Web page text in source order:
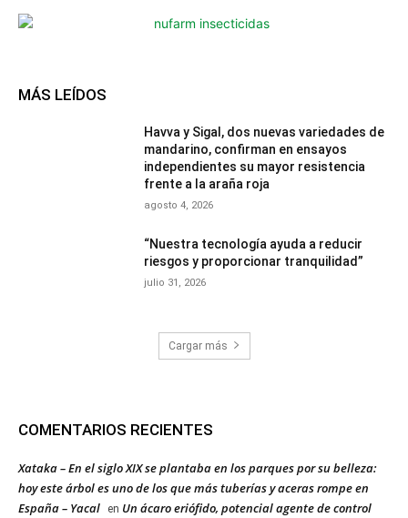
MÁS LEÍDOS
Havva y Sigal, dos nuevas variedades de
mandarino, confirman en ensayos
independientes su mayor resistencia
frente a la araña roja
agosto 4, 2026
“Nuestra tecnología ayuda a reducir
riesgos y proporcionar tranquilidad”
julio 31, 2026
Cargar más
COMENTARIOS RECIENTES
Xataka – En el siglo XIX se plantaba en los parques por su belleza:
hoy este árbol es uno de los que más tuberías y aceras rompe en
España – Yacal
en Un ácaro eriófido, potencial agente de control